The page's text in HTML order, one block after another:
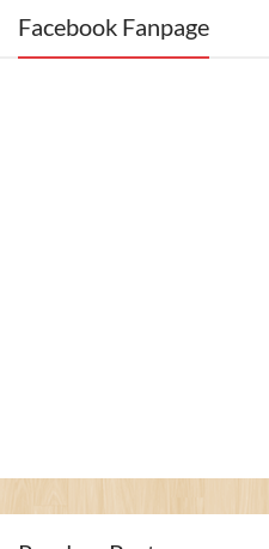
Facebook Fanpage